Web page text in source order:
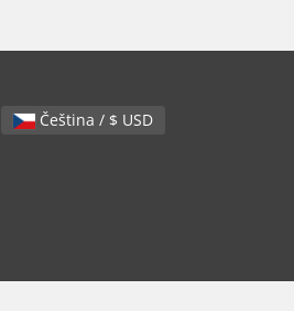
Čeština / $ USD